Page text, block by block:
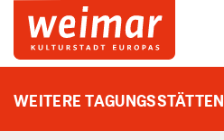
WEITERE TAGUNGSSTÄTTEN